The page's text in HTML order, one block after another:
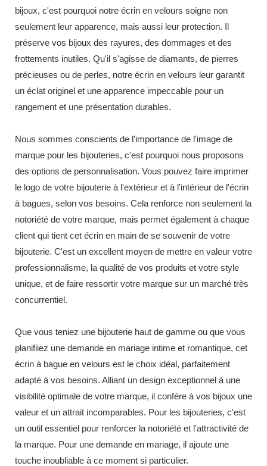
bijoux, c'est pourquoi notre écrin en velours soigne non
seulement leur apparence, mais aussi leur protection. Il
préserve vos bijoux des rayures, des dommages et des
frottements inutiles. Qu'il s'agisse de diamants, de pierres
précieuses ou de perles, notre écrin en velours leur garantit
un éclat originel et une apparence impeccable pour un
rangement et une présentation durables.
Nous sommes conscients de l'importance de l'image de
marque pour les bijouteries, c'est pourquoi nous proposons
des options de personnalisation. Vous pouvez faire imprimer
le logo de votre bijouterie à l'extérieur et à l'intérieur de l'écrin
à bagues, selon vos besoins. Cela renforce non seulement la
notoriété de votre marque, mais permet également à chaque
client qui tient cet écrin en main de se souvenir de votre
bijouterie. C'est un excellent moyen de mettre en valeur votre
professionnalisme, la qualité de vos produits et votre style
unique, et de faire ressortir votre marque sur un marché très
concurrentiel.
Que vous teniez une bijouterie haut de gamme ou que vous
planifiiez une demande en mariage intime et romantique, cet
écrin à bague en velours est le choix idéal, parfaitement
adapté à vos besoins. Alliant un design exceptionnel à une
visibilité optimale de votre marque, il confère à vos bijoux une
valeur et un attrait incomparables. Pour les bijouteries, c'est
un outil essentiel pour renforcer la notoriété et l'attractivité de
la marque. Pour une demande en mariage, il ajoute une
touche inoubliable à ce moment si particulier.